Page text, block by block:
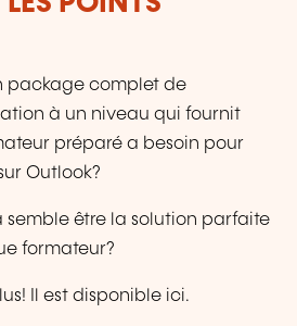
package complet de
à un niveau qui fournit
préparé a besoin pour
Outlook?
semble être la solution parfaite
formateur?
Il est disponible ici.